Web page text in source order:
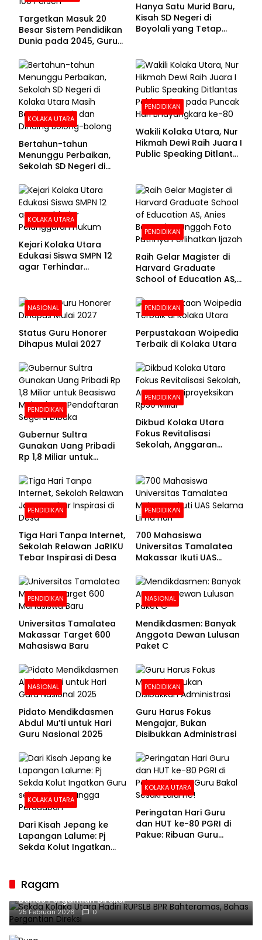
Targetkan Masuk 20
Besar Sistem Pendidikan
Dunia pada 2045, Guru
100 Persen
Hanya Satu Murid Baru,
Kisah SD Negeri di
Boyolali yang Tetap
KOLAKA UTARA
Bertahun-tahun
Menunggu Perbaikan,
Sekolah SD Negeri di
Beralas Tanah dan
Dinding Bolong-bolong
PENDIDIKAN
Wakili Kolaka Utara, Nur
Hikmah Dewi Raih Juara I
Public Speaking Ditlantas
Bhayangkara ke-80
KOLAKA UTARA
Kejari Kolaka Utara
Edukasi Siswa SMPN 12
agar Terhindar
PENDIDIKAN
Raih Gelar Magister di
Harvard Graduate
School of Education AS,
Foto Putrinya Perlihatkan
Ijazah
NASIONAL
Status Guru Honorer
Dihapus Mulai 2027
PENDIDIKAN
Perpustakaan Woipedia
Terbaik di Kolaka Utara
PENDIDIKAN
Gubernur Sultra
Gunakan Uang Pribadi
Rp 1,8 Miliar untuk
Pendaftaran Segera
Dibuka
PENDIDIKAN
Dikbud Kolaka Utara
Fokus Revitalisasi
Sekolah, Anggaran
PENDIDIKAN
Tiga Hari Tanpa Internet,
Sekolah Relawan JaRIKU
Tebar Inspirasi di Desa
PENDIDIKAN
700 Mahasiswa
Universitas Tamalatea
Makassar Ikuti UAS
PENDIDIKAN
Universitas Tamalatea
Makassar Target 600
Mahasiswa Baru
NASIONAL
Mendikdasmen: Banyak
Anggota Dewan Lulusan
Paket C
NASIONAL
Pidato Mendikdasmen
Abdul Mu’ti untuk Hari
Guru Nasional 2025
PENDIDIKAN
Guru Harus Fokus
Mengajar, Bukan
Disibukkan Administrasi
KOLAKA UTARA
Dari Kisah Jepang ke
Lapangan Lalume: Pj
Sekda Kolut Ingatkan
KOLAKA UTARA
Peringatan Hari Guru
dan HUT ke-80 PGRI di
Pakue: Ribuan Guru
Ragam
Sekda Kolaka Utara Hadiri RUPSLB BPR Bahteramas,
Bahas Pergantian Direksi
25 Februari 2026 0